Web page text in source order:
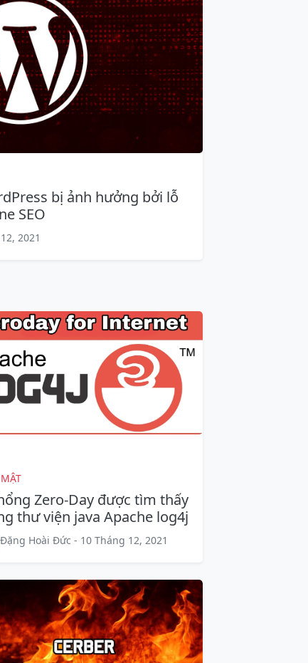
bị ảnh hưởng bởi lỗ
SEO
2021
Zero-Day được tìm thấy
thư viện java Apache log4j
Hoài Đức - 10 Tháng 12, 2021